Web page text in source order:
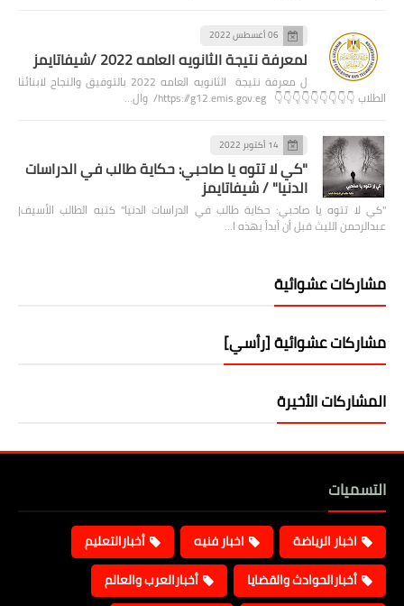
06 أغسطس 2022
لمعرفة نتيجة الثانويه العامه 2022 /شيفاتايمز
ل معرفة نتيجة الثانويه العامه 2022 بالتوفيق والنجاح لابنائنا
الطلاب 👇👇👇👇👇👇👇👇👇 https://g12.emis.gov.eg/ وال…
14 أكتوبر 2022
"كي لا تتوه يا صاحبي: حكاية طالب في الدراسات
الدنيا" / شيفاتايمز
"كي لا تتوه يا صاحبي: حكاية طالب في الدراسات الدنيا" كتبه الطالب الأسيف|
عبدالرحمن الليث قبل أن أبدأ بهذه ا…
مشاركات عشوائية
مشاركات عشوائية [رأسي]
المشاركات الأخيرة
التسميات
اخبار الرياضة اخبار فنيه
أخبارالتعليم
أخبارالحوادث والقضايا
أخبارالعرب والعالم